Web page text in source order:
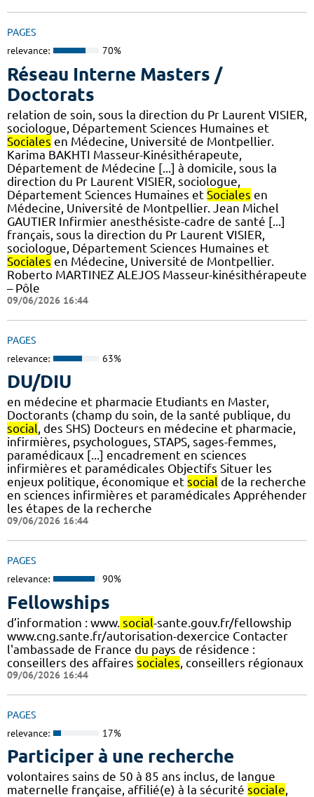
PAGES
relevance: 70%
Réseau Interne Masters /
Doctorats
relation de soin, sous la direction du Pr Laurent VISIER,
sociologue, Département Sciences Humaines et
Sociales en Médecine, Université de Montpellier.
Karima BAKHTI Masseur-Kinésithérapeute,
Département de Médecine [...] à domicile, sous la
direction du Pr Laurent VISIER, sociologue,
Département Sciences Humaines et Sociales en
Médecine, Université de Montpellier. Jean Michel
GAUTIER Infirmier anesthésiste-cadre de santé [...]
français, sous la direction du Pr Laurent VISIER,
sociologue, Département Sciences Humaines et
Sociales en Médecine, Université de Montpellier.
Roberto MARTINEZ ALEJOS Masseur-kinésithérapeute
– Pôle
09/06/2026 16:44
PAGES
relevance: 63%
DU/DIU
en médecine et pharmacie Etudiants en Master,
Doctorants (champ du soin, de la santé publique, du
social, des SHS) Docteurs en médecine et pharmacie,
infirmières, psychologues, STAPS, sages-femmes,
paramédicaux [...] encadrement en sciences
infirmières et paramédicales Objectifs Situer les
enjeux politique, économique et social de la recherche
en sciences infirmières et paramédicales Appréhender
les étapes de la recherche
09/06/2026 16:44
PAGES
relevance: 90%
Fellowships
d’information : www. social-sante.gouv.fr/fellowship
www.cng.sante.fr/autorisation-dexercice Contacter
l'ambassade de France du pays de résidence :
conseillers des affaires sociales, conseillers régionaux
09/06/2026 16:44
PAGES
relevance: 17%
Participer à une recherche
volontaires sains de 50 à 85 ans inclus, de langue
maternelle française, affilié(e) à la sécurité sociale,